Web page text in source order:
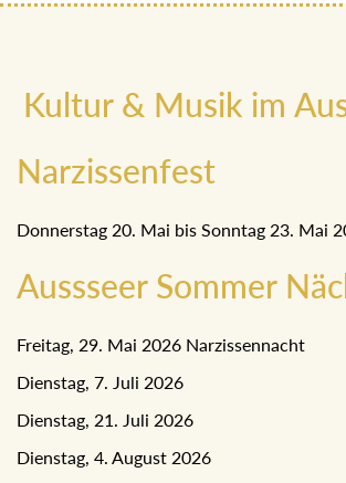
Kultur & Musik im
Narzissenfest
Donnerstag 20. Mai bis Sonntag 23. Mai
Aussseer Sommer
Freitag, 29. Mai 2026 Narzissennacht
Dienstag, 7. Juli 2026
Dienstag, 21. Juli 2026
Dienstag, 4. August 2026